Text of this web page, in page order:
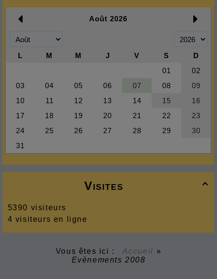

Visites
5390 visiteurs
4 visiteurs en ligne
Vous êtes ici : Accueil »
Evènements 2008